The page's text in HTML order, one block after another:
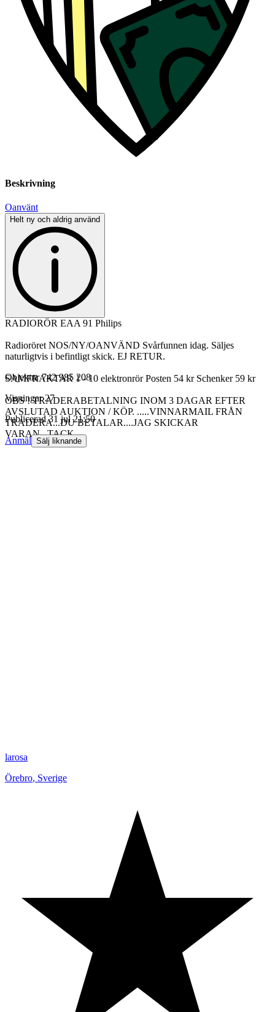
Beskrivning
Oanvänt
Helt ny och aldrig använd
RADIORÖR EAA 91 Philips
Radioröret NOS/NY/OANVÄND Svårfunnen idag. Säljes
naturligtvis i befintligt skick. EJ RETUR.
SAMFRAKTAR 1 - 10 elektronrör Posten 54 kr Schenker 59 kr
OBS ! TRADERABETALNING INOM 3 DAGAR EFTER
AVSLUTAD AUKTION / KÖP. .....VINNARMAIL FRÅN
TRADERA...DU BETALAR....JAG SKICKAR
VARAN...TACK.
Objektnr 742 985 208
Visningar 27
Publicerad 31 jul 21:50
Anmäl Sälj liknande
larosa
Örebro, Sverige